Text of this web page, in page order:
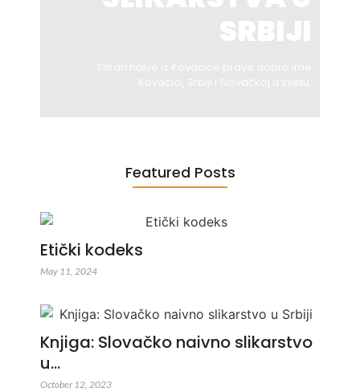
Featured Posts
Etički kodeks
May 11, 2024
Knjiga: Slovačko naivno slikarstvo
u…
October 12, 2023